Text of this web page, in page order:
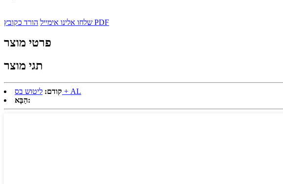
שלחו אלינו אימייל הורד כקובץ PDF
פרטי מוצר
תגי מוצר
קודם: ליטוש בס + AL
הַבָּא: